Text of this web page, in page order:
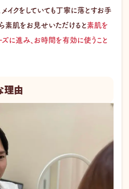
メイクをしていても丁寧に落とすお手
素肌をお見せいただけると素肌を
に進み、お時間を有効に使うこと
理由